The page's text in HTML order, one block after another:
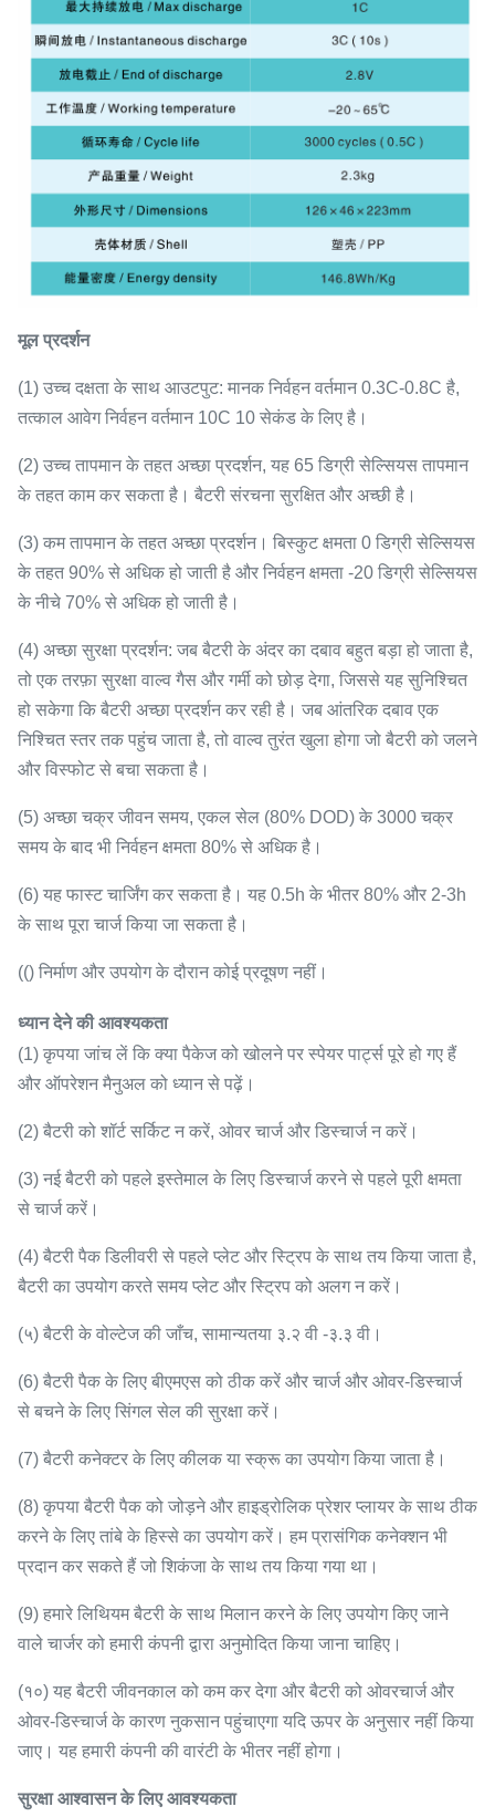
मूल प्रदर्शन
(1) उच्च दक्षता के साथ आउटपुट: मानक निर्वहन वर्तमान 0.3C-0.8C है,
तत्काल आवेग निर्वहन वर्तमान 10C 10 सेकंड के लिए है।
(2) उच्च तापमान के तहत अच्छा प्रदर्शन, यह 65 डिग्री सेल्सियस तापमान
के तहत काम कर सकता है। बैटरी संरचना सुरक्षित और अच्छी है।
(3) कम तापमान के तहत अच्छा प्रदर्शन। बिस्कुट क्षमता 0 डिग्री सेल्सियस
के तहत 90% से अधिक हो जाती है और निर्वहन क्षमता -20 डिग्री सेल्सियस
के नीचे 70% से अधिक हो जाती है।
(4) अच्छा सुरक्षा प्रदर्शन: जब बैटरी के अंदर का दबाव बहुत बड़ा हो जाता है,
तो एक तरफ़ा सुरक्षा वाल्व गैस और गर्मी को छोड़ देगा, जिससे यह सुनिश्चित
हो सकेगा कि बैटरी अच्छा प्रदर्शन कर रही है। जब आंतरिक दबाव एक
निश्चित स्तर तक पहुंच जाता है, तो वाल्व तुरंत खुला होगा जो बैटरी को जलने
और विस्फोट से बचा सकता है।
(5) अच्छा चक्र जीवन समय, एकल सेल (80% DOD) के 3000 चक्र
समय के बाद भी निर्वहन क्षमता 80% से अधिक है।
(6) यह फास्ट चार्जिंग कर सकता है। यह 0.5h के भीतर 80% और 2-3h
के साथ पूरा चार्ज किया जा सकता है।
(() निर्माण और उपयोग के दौरान कोई प्रदूषण नहीं।
ध्यान देने की आवश्यकता
(1) कृपया जांच लें कि क्या पैकेज को खोलने पर स्पेयर पार्ट्स पूरे हो गए हैं
और ऑपरेशन मैनुअल को ध्यान से पढ़ें।
(2) बैटरी को शॉर्ट सर्किट न करें, ओवर चार्ज और डिस्चार्ज न करें।
(3) नई बैटरी को पहले इस्तेमाल के लिए डिस्चार्ज करने से पहले पूरी क्षमता
से चार्ज करें।
(4) बैटरी पैक डिलीवरी से पहले प्लेट और स्ट्रिप के साथ तय किया जाता है,
बैटरी का उपयोग करते समय प्लेट और स्ट्रिप को अलग न करें।
(५) बैटरी के वोल्टेज की जाँच, सामान्यतया ३.२ वी -३.३ वी।
(6) बैटरी पैक के लिए बीएमएस को ठीक करें और चार्ज और ओवर-डिस्चार्ज
से बचने के लिए सिंगल सेल की सुरक्षा करें।
(7) बैटरी कनेक्टर के लिए कीलक या स्क्रू का उपयोग किया जाता है।
(8) कृपया बैटरी पैक को जोड़ने और हाइड्रोलिक प्रेशर प्लायर के साथ ठीक
करने के लिए तांबे के हिस्से का उपयोग करें। हम प्रासंगिक कनेक्शन भी
प्रदान कर सकते हैं जो शिकंजा के साथ तय किया गया था।
(9) हमारे लिथियम बैटरी के साथ मिलान करने के लिए उपयोग किए जाने
वाले चार्जर को हमारी कंपनी द्वारा अनुमोदित किया जाना चाहिए।
(१०) यह बैटरी जीवनकाल को कम कर देगा और बैटरी को ओवरचार्ज और
ओवर-डिस्चार्ज के कारण नुकसान पहुंचाएगा यदि ऊपर के अनुसार नहीं किया
जाए। यह हमारी कंपनी की वारंटी के भीतर नहीं होगा।
सुरक्षा आश्वासन के लिए आवश्यकता